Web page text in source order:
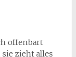
offenbart
sie zieht alles